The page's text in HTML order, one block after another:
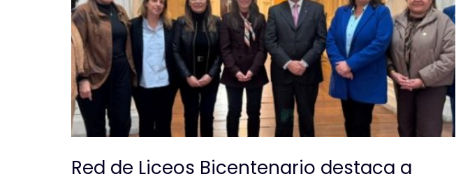
Red de Liceos Bicentenario destaca a